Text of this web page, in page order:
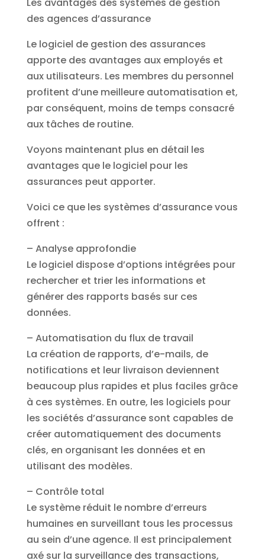
des agences d’assurance
Le logiciel de gestion des assurances
apporte des avantages aux employés et
aux utilisateurs. Les membres du personnel
profitent d’une meilleure automatisation et,
par conséquent, moins de temps consacré
aux tâches de routine.
Voyons maintenant plus en détail les
avantages que le logiciel pour les
assurances peut apporter.
Voici ce que les systèmes d’assurance vous
offrent :
– Analyse approfondie
Le logiciel dispose d’options intégrées pour
rechercher et trier les informations et
générer des rapports basés sur ces
données.
– Automatisation du flux de travail
La création de rapports, d’e-mails, de
notifications et leur livraison deviennent
beaucoup plus rapides et plus faciles grâce
à ces systèmes. En outre, les logiciels pour
les sociétés d’assurance sont capables de
créer automatiquement des documents
clés, en organisant les données et en
utilisant des modèles.
– Contrôle total
Le système réduit le nombre d’erreurs
humaines en surveillant tous les processus
au sein d’une agence. Il est principalement
axé sur la surveillance des transactions,